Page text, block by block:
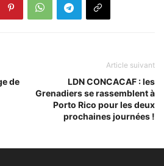
de
Article suivant
LDN CONCACAF : les
Grenadiers se rassemblent à
Porto Rico pour les deux
prochaines journées !